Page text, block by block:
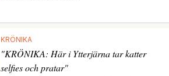
KRÖNIKA
"KRÖNIKA: Här i Ytterjärna tar katter
selfies och pratar"